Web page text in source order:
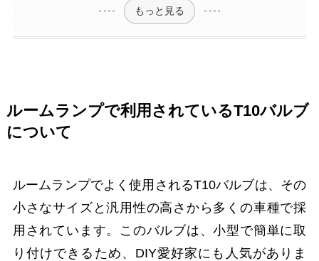
もっと見る
ルームランプで利用されているT10バルブ
について
ルームランプでよく使用されるT10バルブは、その
小さなサイズと汎用性の高さから多くの車種で採
用されています。このバルブは、小型で簡単に取
り付けできるため、DIY愛好家にも人気がありま